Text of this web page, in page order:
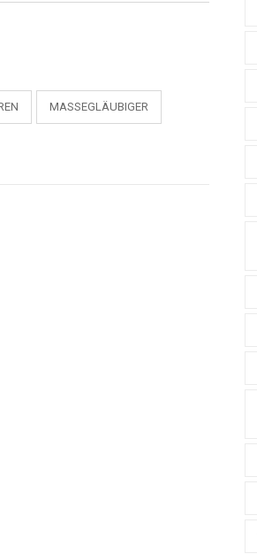
MASSEGLÄUBIGER